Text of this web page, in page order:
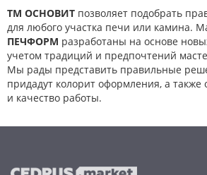
ТМ ОСНОВИТ позволяет подобрать
для любого участка печи или камина.
ПЕЧФОРМ разработаны на основе
учетом традиций и предпочтений
Мы рады представить правильные
придадут колорит оформления, а также
и качество работы.